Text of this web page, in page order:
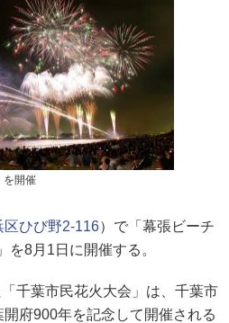
を開催
区ひび野2-116）で「幕張ビーチ
8月1日に開催する。
千葉市民花火大会」は、千葉市
府900年を記念して開催される